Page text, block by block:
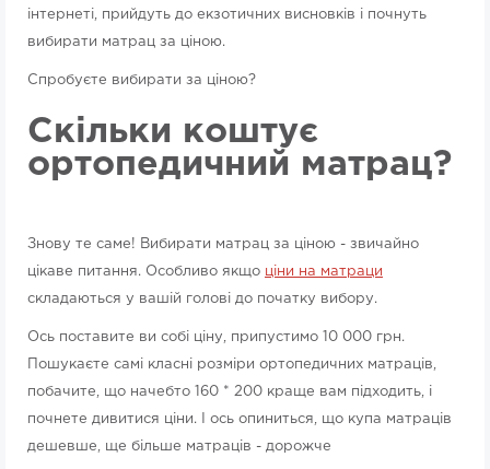
інтернеті, прийдуть до екзотичних висновків і почнуть
вибирати матрац за ціною.
Спробуєте вибирати за ціною?
Скільки коштує
ортопедичний матрац?
Знову те саме! Вибирати матрац за ціною - звичайно
цікаве питання. Особливо якщо ціни на матраци
складаються у вашій голові до початку вибору.
Ось поставите ви собі ціну, припустимо 10 000 грн.
Пошукаєте самі класні розміри ортопедичних матраців,
побачите, що начебто 160 * 200 краще вам підходить, і
почнете дивитися ціни. І ось опиниться, що купа матраців
дешевше, ще більше матраців - дорожче